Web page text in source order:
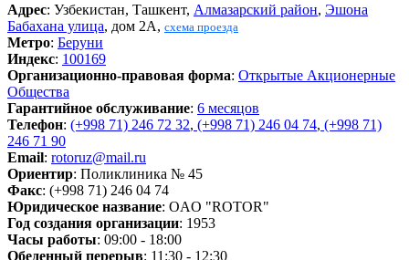
Адрес: Узбекистан, Ташкент, Алмазарский район, Эшона
Бабахана улица, дом 2А, схема проезда
Метро: Беруни
Индекс: 100169
Организационно-правовая форма: Открытые Акционерные
Общества
Гарантийное обслуживание: 6 месяцов
Телефон: (+998 71) 246 72 32, (+998 71) 246 04 74, (+998 71)
246 71 90
Email: rotoruz@mail.ru
Ориентир: Поликлиника № 45
Факс: (+998 71) 246 04 74
Юридическое название: ОAО "ROTOR"
Год создания организации: 1953
Часы работы: 09:00 - 18:00
Обеденный перерыв: 11:30 - 12:30